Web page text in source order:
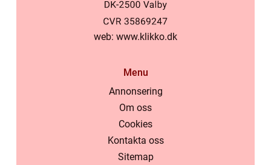
web: www.klikko.dk
Menu
Annonsering
Om oss
Cookies
Kontakta oss
Sitemap